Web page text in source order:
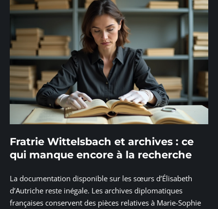
Fratrie Wittelsbach et archives : ce
qui manque encore à la recherche
La documentation disponible sur les sœurs d’Élisabeth
d’Autriche reste inégale. Les archives diplomatiques
françaises conservent des pièces relatives à Marie-Sophie